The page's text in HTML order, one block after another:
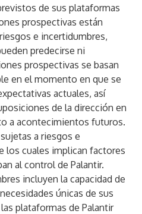
de sus plataformas
prospectivas están
e incertidumbres,
predecirse ni
prospectivas se basan
en el momento en que se
actuales, así
de la dirección en
a acontecimientos futuros.
a riesgos e
los cuales implican factores
al control de Palantir.
incluyen la capacidad de
únicas de sus
plataformas de Palantir